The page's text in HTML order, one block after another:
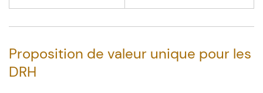
Proposition de valeur unique pour les
DRH